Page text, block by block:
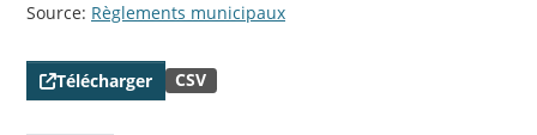
Source: Règlements municipaux
Télécharger CSV